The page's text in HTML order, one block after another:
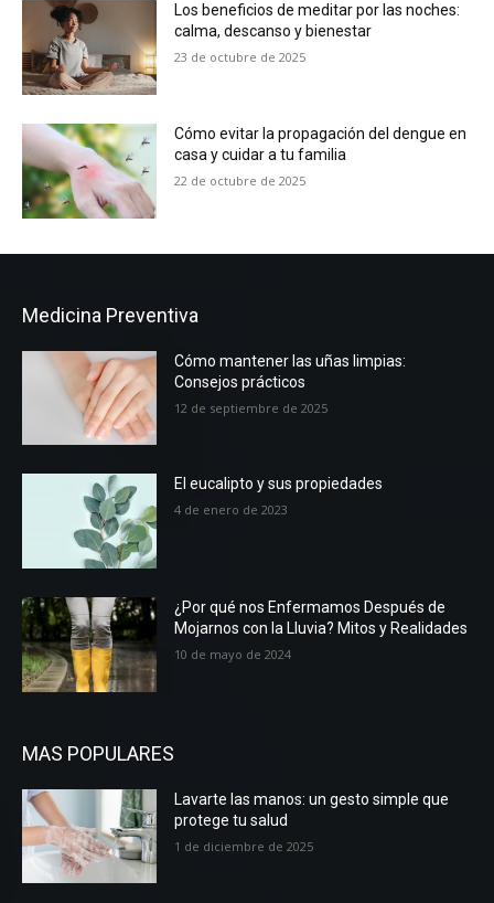
Los beneficios de meditar por las noches:
calma, descanso y bienestar
23 de octubre de 2025
Cómo evitar la propagación del dengue en
casa y cuidar a tu familia
22 de octubre de 2025
Medicina Preventiva
Cómo mantener las uñas limpias:
Consejos prácticos
12 de septiembre de 2025
El eucalipto y sus propiedades
4 de enero de 2023
¿Por qué nos Enfermamos Después de
Mojarnos con la Lluvia? Mitos y Realidades
10 de mayo de 2024
MAS POPULARES
Lavarte las manos: un gesto simple que
protege tu salud
1 de diciembre de 2025